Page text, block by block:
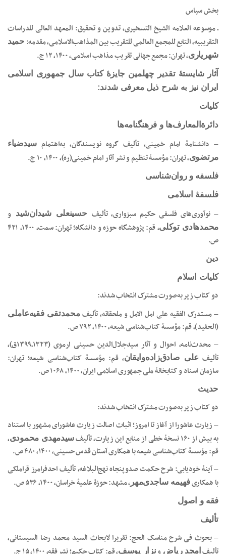
بخش سپاس
ـ موسوعه العلامه الشیخ‌ التسخیری، تدوین و تحقیق: المعهد العالی للدراسات
‌التقریبیه، التابع للمجمع ‌العالمی للتقریب بین ‌المذاهب‌الاسلامی، مقدمه: حمید
شهریاری، تهران: ‏‫مجمع جهانی تقریب مذاهب اسلامی‏‫، ۱۴۰۰، ۱۲ ج.
آثار شایستۀ تقدیر چهلمین جایزۀ کتاب سال جمهوری اسلامی
ایران نیز به شرح ذیل معرفی شدند:
کلیات
دائرةالمعارف‌ها و فرهنگنامه‌ها
– دانشنامۀ امام خمینی، تألیف گروه نویسندگان، به‌اهتمامسیدضیاء
مرتضوی، تهران: مؤسسۀ تنظیم و نشر آثار امام خمینی(ره)، ۱۴۰۰، ۱۰ ج.
فلسفه و روان‌شناسی
فلسفۀ اسلامی
– نوآوری‌های فلسفی حکیم سبزواری، تألیف حسینعلی شیدان‌شیدو
محمدهادی توکلی
، قم: پژوهشگاه حوزه و دانشگاه؛ تهران: سمت، ۱۴۰۰، ۴۲۱
ص.
دین
کلیات اسلام
دو کتاب زیر به‌صورت مشترک انتخاب شدند:
– مستدرک الفقیه علی امل الامل و ملحقاته، تألیفمحمدتقی فقیه‌عاملی
(الحفید)، قم: مؤسسۀ کتاب‌شناسی شیعه، ۱۴۰۰، ۷۹۲ ص.
– محدث‌نامه، احوال و آثار سیدجلال‌الدین حسینی ‌ارموی (۱۳۲۳ـ۱۳۹۹ق)،
تألیف علی صادق‌زاده‌وایقان، قم: مؤسسۀ کتاب‌شناسی شیعه؛ تهران:
سازمان اسناد و کتابخانۀ ملی جمهوری اسلامی ایران، ۱۴۰۰، ۱۰۶۸ ص.
حدیث
دو کتاب زیر به‌صورت مشترک انتخاب شدند:
– زیارت عاشورا از آغاز تا امروز؛ اثبات اصالت زیارت عاشورای مشهور با استناد
به بیش از ۱۶۰ نسخۀ خطی از منابع این زیارت، تألیف
سیدمهدی محمودی،
قم: مؤسسۀ کتاب‌شناسی شیعه با همکاری آستان قدس حسینی، ۱۴۰۰، ۴۸۰ ص.
– آینۀ خودیابی: شرح حکمت صدوپنجاه نهج‌البلاغه، تألیف احدفرامرز قراملکی
با همکاریفهیمه ساجدی‌مهر ، مشهد: حوزۀ علمیۀ خراسان، ۱۴۰۰، ۵۳۶ ص.
فقه و اصول
تألیف
– بحوث فی شرح مناسک الحج: تقریرا لابحاث السید محمد رضا السیستانی،
امجد ریاض نزار یوسف